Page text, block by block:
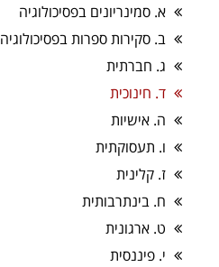
א. סמינריונים בפסיכולוגיה
ב. סקירות ספרות בפסיכולוגיה
ג. חברתית
ד. חינוכית
ה. אישיות
ו. תעסוקתית
ז. קלינית
ח. בינתרבותית
ט. ארגונית
י. פיננסית